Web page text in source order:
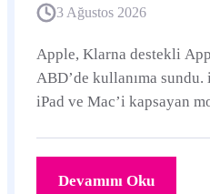
3 Ağustos 2026
Apple, Klarna destekli
ABD’de kullanıma
iPad ve Mac’i kapsayan
Devamını Oku